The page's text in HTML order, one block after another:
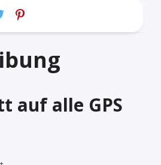
auf alle GPS